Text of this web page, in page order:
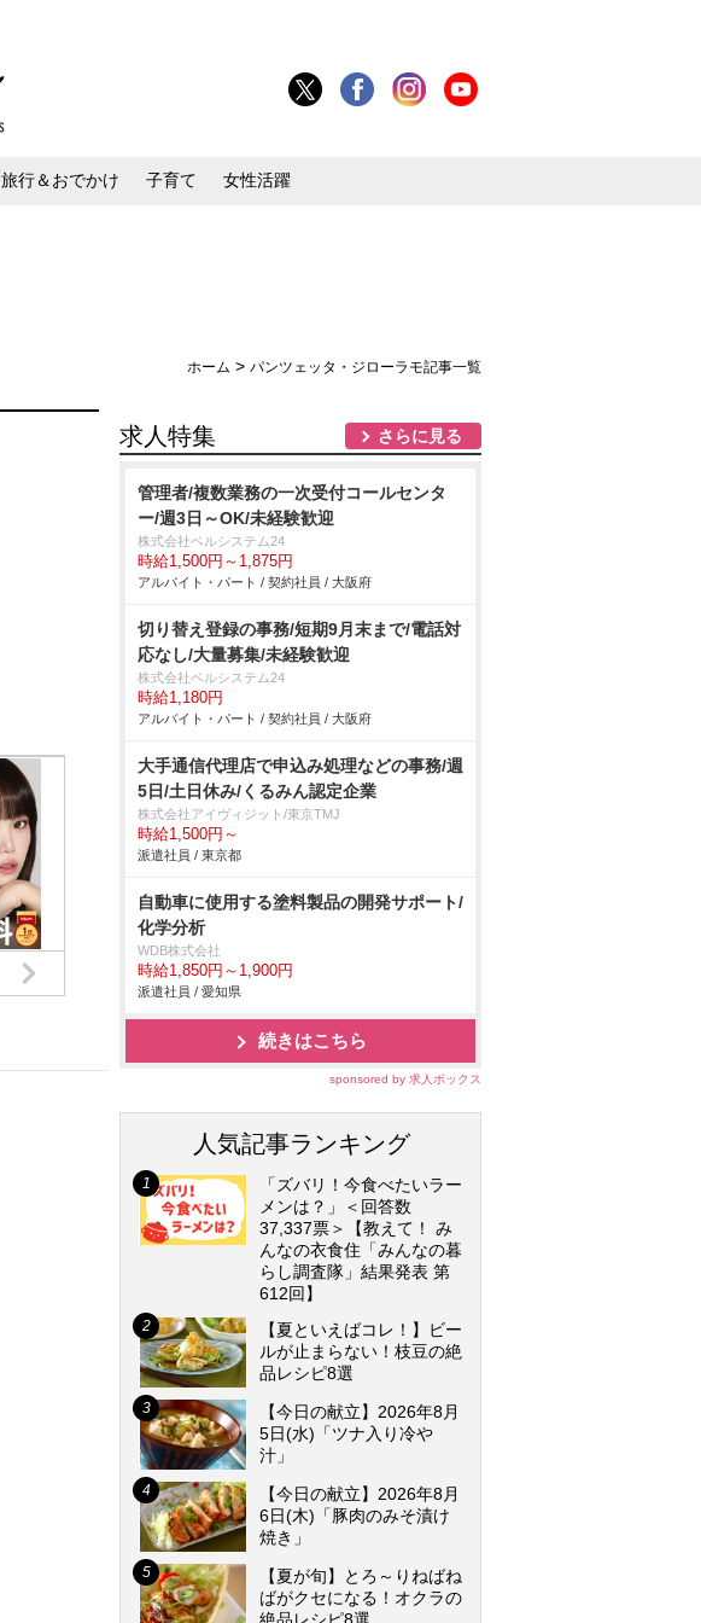
旅行＆おでかけ 子育て 女性活躍
ホーム > パンツェッタ・ジローラモ記事一覧
求人特集 さらに見る
管理者/複数業務の一次受付コールセンタ
ー/週3日～OK/未経験歓迎
株式会社ベルシステム24
時給1,500円～1,875円
アルバイト・パート / 契約社員 / 大阪府
切り替え登録の事務/短期9月末まで/電話対
応なし/大量募集/未経験歓迎
株式会社ベルシステム24
時給1,180円
アルバイト・パート / 契約社員 / 大阪府
大手通信代理店で申込み処理などの事務/週
5日/土日休み/くるみん認定企業
株式会社アイヴィジット/東京TMJ
時給1,500円～
派遣社員 / 東京都
自動車に使用する塗料製品の開発サポート/
化学分析
WDB株式会社
時給1,850円～1,900円
派遣社員 / 愛知県
続きはこちら
sponsored by 求人ボックス
人気記事ランキング
「ズバリ！今食べたいラー
メンは？」＜回答数
37,337票＞【教えて！ み
んなの衣食住「みんなの暮
らし調査隊」結果発表 第
612回】
【夏といえばコレ！】ビー
ルが止まらない！枝豆の絶
品レシピ8選
【今日の献立】2026年8月
5日(水)「ツナ入り冷
汁」
【今日の献立】2026年8月
6日(木)「豚肉のみそ漬け
焼き」
【夏が旬】とろ～りねばね
ばがクセになる！オクラの